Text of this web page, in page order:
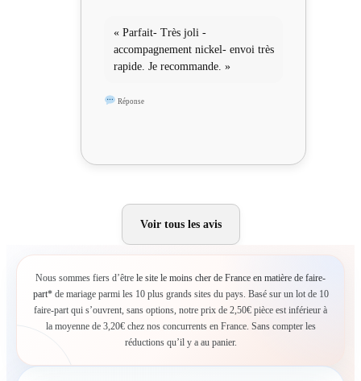
« Parfait- Très joli -
accompagnement nickel- envoi très
rapide. Je recommande. »
Réponse
Voir tous les avis
Nous sommes fiers d’être le site le moins cher de France en matière de faire-
part*de mariage parmi les 10 plus grands sites du pays. Basé sur un lot de 10
faire-part qui s’ouvrent, sans options, notre prix de 2,50€ pièce est inférieur à
la moyenne de 3,20€ chez nos concurrents en France. Sans compter les
réductions qu’il y a au panier.